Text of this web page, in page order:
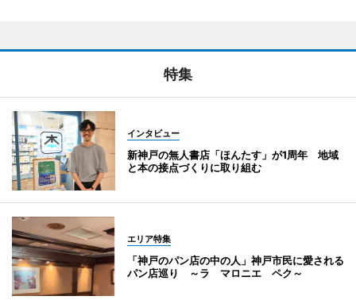
特集
インタビュー
新神戸の無人書店「ほんたす」が1周年 地域
と本の接点づくりに取り組む
エリア特集
「神戸のパン店の中の人」神戸市民に愛される
パン店巡り ～ラ マロニエ ペク～